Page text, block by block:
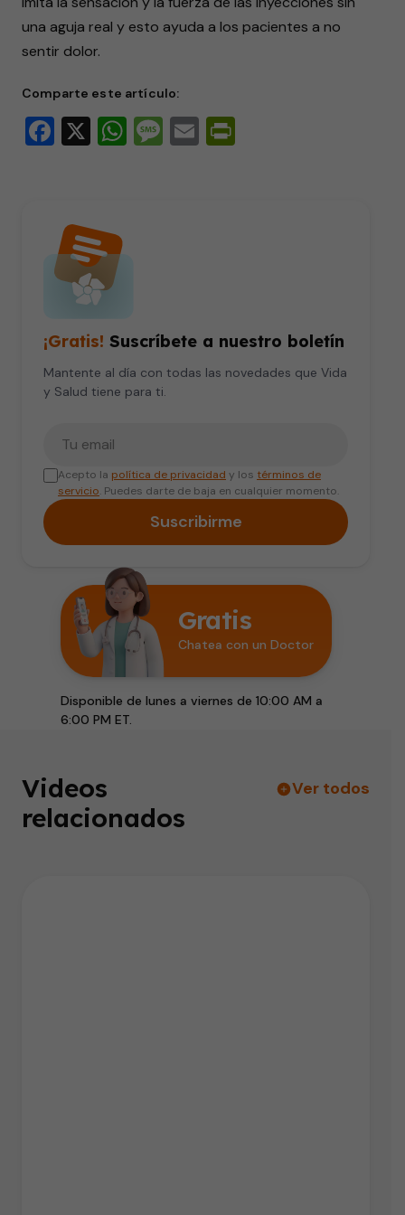
1
minute,
seconds
una aguja real y esto ayuda a los pacientes a no
sentir dolor.
Comparte este artículo:
Facebook
X WhatsApp
Message
Email
¡Gratis! Suscríbete a nuestro boletín
Mantente al día con todas las novedades que Vida
y Salud tiene para ti.
Acepto la política de privacidad y los términos de
servicio. Puedes darte de baja en cualquier momento.
Suscribirme
Gratis
Chatea con un Doctor
Disponible de lunes a viernes de 10:00 AM a
6:00 PM ET.
Videos
relacionados
Ver todos